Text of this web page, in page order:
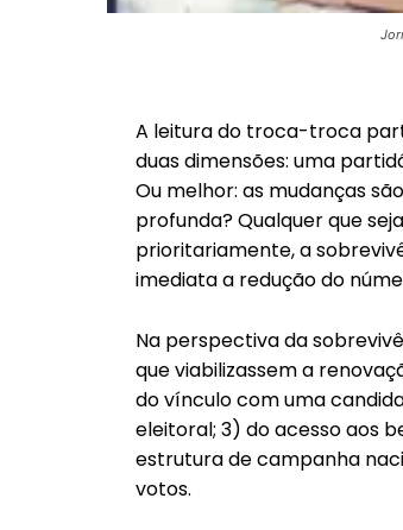
A leitura do troca-troca
duas dimensões: uma
Ou melhor: as mudanças
profunda? Qualquer que
prioritariamente, a
imediata a redução do
Na perspectiva da
que viabilizassem a
do vínculo com uma
eleitoral; 3) do acesso aos
estrutura de campanha
votos.